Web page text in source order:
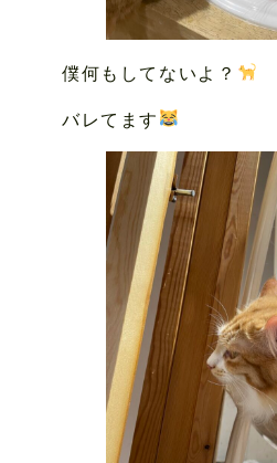
僕何もしてないよ？
バレてます